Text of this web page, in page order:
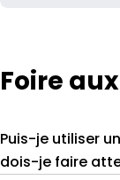
Foire
Puis-je utiliser
dois-je faire